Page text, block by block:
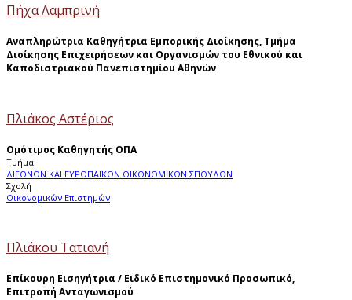
Πήχα Λαμπρινή
Αναπληρώτρια Καθηγήτρια Εμπορικής Διοίκησης, Τμήμα
Διοίκησης Επιχειρήσεων και Οργανισμών του Εθνικού και
Καποδιστριακού Πανεπιστημίου Αθηνών
Πλιάκος Αστέριος
Ομότιμος Καθηγητής ΟΠΑ
Τμήμα
ΔΙΕΘΝΩΝ ΚΑΙ ΕΥΡΩΠΑΪΚΩΝ ΟΙΚΟΝΟΜΙΚΩΝ ΣΠΟΥΔΩΝ
Σχολή
Οικονομικών Επιστημών
Πλιάκου Τατιανή
Επίκουρη Εισηγήτρια / Ειδικό Επιστημονικό Προσωπικό,
Επιτροπή Ανταγωνισμού